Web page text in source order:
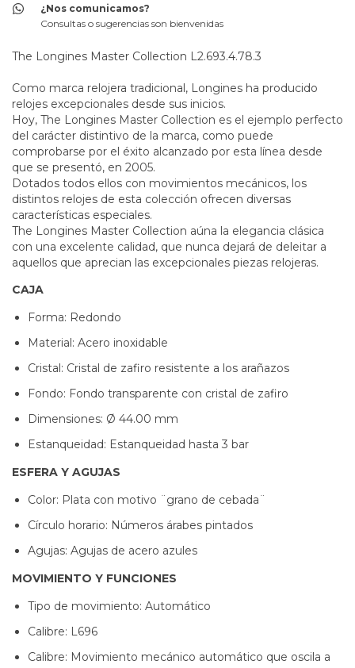
¿Nos comunicamos?
Consultas o sugerencias son bienvenidas
The Longines Master Collection L2.693.4.78.3
Como marca relojera tradicional, Longines ha producido
relojes excepcionales desde sus inicios.
Hoy, The Longines Master Collection es el ejemplo perfecto
del carácter distintivo de la marca, como puede
comprobarse por el éxito alcanzado por esta línea desde
que se presentó, en 2005.
Dotados todos ellos con movimientos mecánicos, los
distintos relojes de esta colección ofrecen diversas
características especiales.
The Longines Master Collection aúna la elegancia clásica
con una excelente calidad, que nunca dejará de deleitar a
aquellos que aprecian las excepcionales piezas relojeras.
CAJA
Forma: Redondo
Material: Acero inoxidable
Cristal: Cristal de zafiro resistente a los arañazos
Fondo: Fondo transparente con cristal de zafiro
Dimensiones: Ø 44.00 mm
Estanqueidad: Estanqueidad hasta 3 bar
ESFERA Y AGUJAS
Color: Plata con motivo ¨grano de cebada¨
Círculo horario: Números árabes pintados
Agujas: Agujas de acero azules
MOVIMIENTO Y FUNCIONES
Tipo de movimiento: Automático
Calibre: L696
Calibre: Movimiento mecánico automático que oscila a